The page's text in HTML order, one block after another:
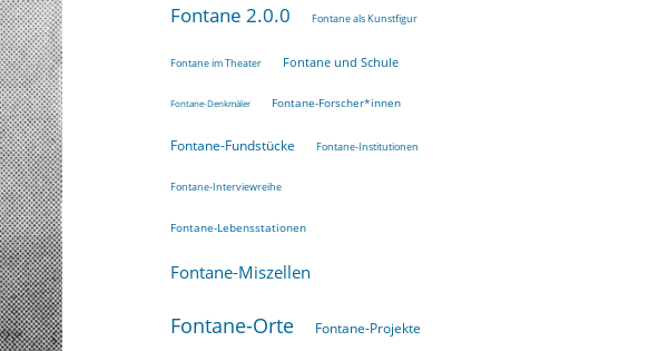
Fontane 2.0.0 Fontane als Kunstfigur
Fontane im Theater Fontane und Schule
Fontane-Denkmäler Fontane-Forscher*innen
Fontane-Fundstücke Fontane-Institutionen
Fontane-Interviewreihe
Fontane-Lebensstationen
Fontane-Miszellen
Fontane-Orte Fontane-Projekte